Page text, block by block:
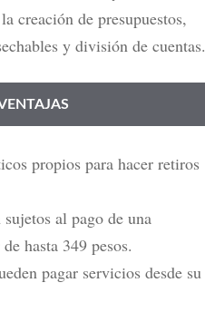
creación de presupuestos,
y división de cuentas.
propios para hacer retiros
al pago de una
hasta 349 pesos.
pagar servicios desde su